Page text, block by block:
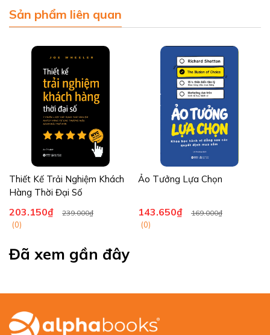
giá.”
đạt Christan Grey cho tờ tạp chí của trường, cô nữ sinh văn học
Anastasia Steele ngay từ buổi gặp đầu tiên đã bị vẻ bí ẩn của
anh cuốn hút.
Ana ngây thơ trong sáng đã khộng thể gạt bỏ được ý nghĩ cô
muốn người đàn ông này, còn Grey cũng không thể nào cưỡng
lại được vẻ đẹp giản dị, thông minh và tinh thần độc lập của Ana,
rồi đến lượt Grey thừa nhận rằng anh cũng muốn cô ấy - theo
cách riêng. Đôi tình nhân đã cuốn mình vào những đam mê thể
xác nóng bỏng và táo bạo. Và khi đó cũng chính là lúc Ana
khám phá ra những ham muốn sâu thẳm ẩn giấu bên trong con
người cô, cũng như Christan Grey.
Mối quan hệ của họ có thể vượt qua được sự đam mê thể xác?
Ana liệu có nhận ra cô đang sống buông thả với chính mình?
chuyện ám ảnh bạn, chiếm hữu bạn và có thể sẽ ở lại với bạn mãi
50 Sắc Thái
trong phần mở đầu của 50 sắc thái, trò tiêu khiển yêu thích
Sản phẩm liên quan
Thiết Kế Trải Nghiệm Khách
Hàng Thời Đại Số
203.150₫ 239.000₫
(0)
Ảo Tưởng Lựa Chọn
143.650₫ 169.000₫
(0)
Đã xem gần đây